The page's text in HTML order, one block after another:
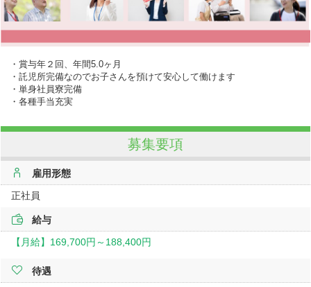
・賞与年２回、年間5.0ヶ月
・託児所完備なのでお子さんを預けて安心して働けます
・単身社員寮完備
・各種手当充実
募集要項
雇用形態
正社員
給与
【月給】 169,700円～ 188,400円
待遇